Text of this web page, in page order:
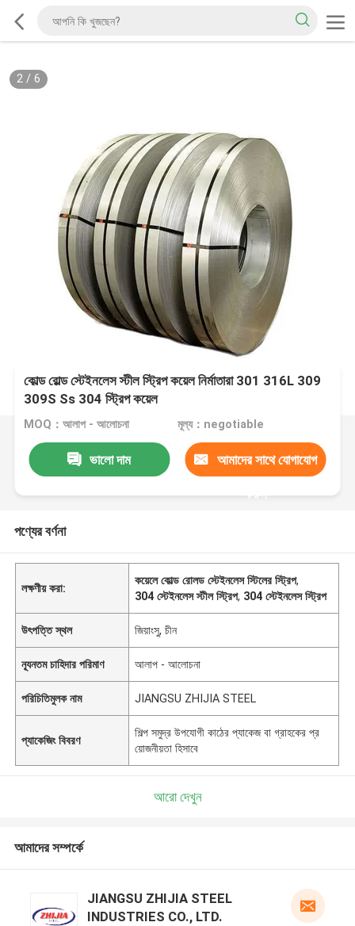
2/ 6
কোল্ড রোল্ড স্টেইনলেস স্টীল স্ট্রিপ কয়েল নির্মাতারা 301 316L 309
309S Ss 304 স্ট্রিপ কয়েল
MOQ：আলাপ - আলোচনা মূল্য：negotiable
ভালো দাম আমাদের সাথে যোগাযোগ
করুন
পণ্যের বর্ণনা
লক্ষণীয় করা:
কয়েলে কোল্ড রোলড স্টেইনলেস স্টিলের স্ট্রিপ,
304 স্টেইনলেস স্টীল স্ট্রিপ, 304 স্টেইনলেস স্ট্রিপ
উৎপত্তি স্থল জিয়াংসু, চীন
ন্যূনতম চাহিদার পরিমাণ আলাপ - আলোচনা
পরিচিতিমুলক নাম JIANGSU ZHIJIA STEEL
প্যাকেজিং বিবরণ
শিল্প সমুদ্র উপযোগী কাঠের প্যাকেজ বা গ্রাহকের প্র
য়োজনীয়তা হিসাবে
আরো দেখুন
আমাদের সম্পর্কে
JIANGSU ZHIJIA STEEL
INDUSTRIES CO., LTD.